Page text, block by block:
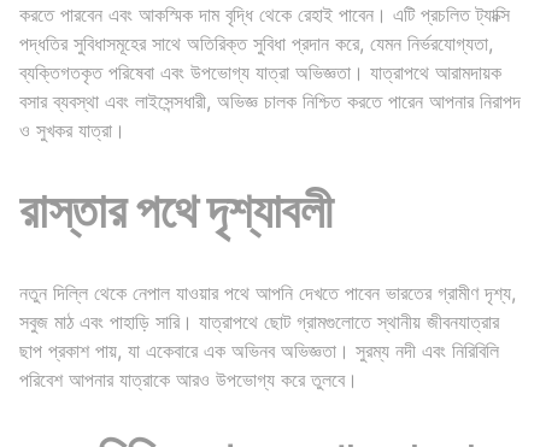
করতে পারবেন এবং আকস্মিক দাম বৃদ্ধি থেকে রেহাই পাবেন। এটি প্রচলিত ট্যাক্সি
পদ্ধতির সুবিধাসমূহের সাথে অতিরিক্ত সুবিধা প্রদান করে, যেমন নির্ভরযোগ্যতা,
ব্যক্তিগতকৃত পরিষেবা এবং উপভোগ্য যাত্রা অভিজ্ঞতা। যাত্রাপথে আরামদায়ক
বসার ব্যবস্থা এবং লাইসেন্সধারী, অভিজ্ঞ চালক নিশ্চিত করতে পারেন আপনার নিরাপদ
ও সুখকর যাত্রা।
রাস্তার পথে দৃশ্যাবলী
নতুন দিল্লি থেকে নেপাল যাওয়ার পথে আপনি দেখতে পাবেন ভারতের গ্রামীণ দৃশ্য,
সবুজ মাঠ এবং পাহাড়ি সারি। যাত্রাপথে ছোট গ্রামগুলোতে স্থানীয় জীবনযাত্রার
ছাপ প্রকাশ পায়, যা একেবারে এক অভিনব অভিজ্ঞতা। সুরম্য নদী এবং নিরিবিলি
পরিবেশ আপনার যাত্রাকে আরও উপভোগ্য করে তুলবে।